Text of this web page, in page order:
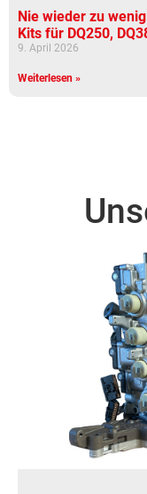
Nie wieder zu
Kits für DQ250,
9. April 2026
Weiterlesen »